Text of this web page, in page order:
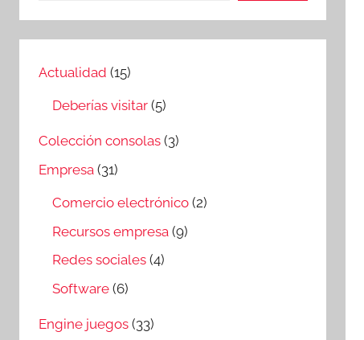
Actualidad (15)
Deberías visitar (5)
Colección consolas (3)
Empresa (31)
Comercio electrónico (2)
Recursos empresa (9)
Redes sociales (4)
Software (6)
Engine juegos (33)